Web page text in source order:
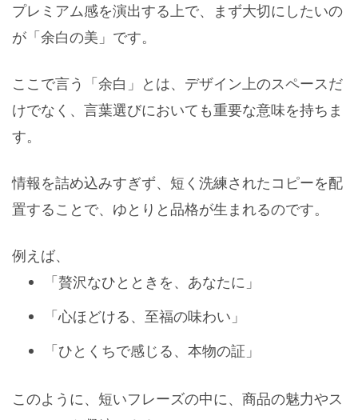
プレミアム感を演出する上で、まず大切にしたいの
が「余白の美」です。
ここで言う「余白」とは、デザイン上のスペースだ
けでなく、言葉選びにおいても重要な意味を持ちま
す。
情報を詰め込みすぎず、短く洗練されたコピーを配
置することで、ゆとりと品格が生まれるのです。
例えば、
「贅沢なひとときを、あなたに」
「心ほどける、至福の味わい」
「ひとくちで感じる、本物の証」
このように、短いフレーズの中に、商品の魅力やス